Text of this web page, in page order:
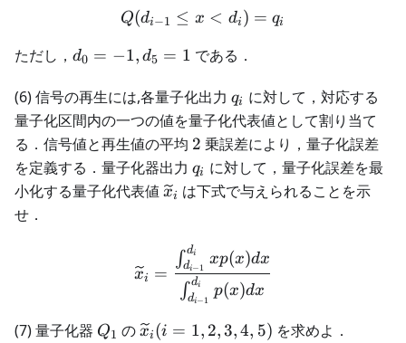
Q(d_{i-1} \le x < d_i) =
Q(di−1 ≤ x < di ) = qi
ただし， d_0
,d_5
= 1
d0 = −1, d5 = 1 である．
(6) 信号の再生には,各量子化出力 q_i
qi
に対して，対応する
量子化区間内の一つの値を量子化代表値として割り当て
る．信号値と再生値の平均 2
2 乗誤差により，量子化誤差
を定義する．量子化器出力 q_i
qi
に対して，量子化誤差を最
小化する量子化代表値 \widetilde{x}_i
xi は下式で与えられることを示
せ．
\widetilde{x}_i =
xi =
∫di−1
di p(x)dx
∫di−1
di xp(x)dx
(7) 量子化器 Q_1
Q1 の \widetilde{x}_i(i=1,2,3,4,5)
xi (i = 1, 2,3, 4, 5) を求めよ．